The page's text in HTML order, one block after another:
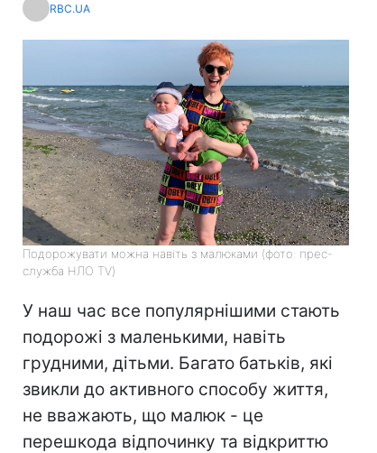
RBC.UA
Подорожувати можна навіть з малюками (фото: прес-
служба НЛО TV)
У наш час все популярнішими стають
подорожі з маленькими, навіть
грудними, дітьми. Багато батьків, які
звикли до активного способу життя,
не вважають, що малюк - це
перешкода відпочинку та відкриттю